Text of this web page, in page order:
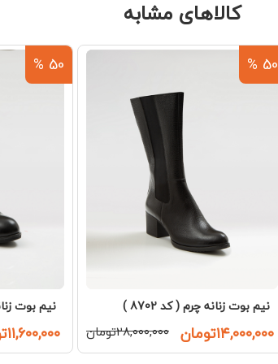
کالاهای مشابه
50 %
نیم بوت زنانه چرم ( کد 8702 )
۱۴,۰۰۰,۰۰۰تومان ۲۸,۰۰۰,۰۰۰تومان
50 %
نیم بوت
۱۱,۶۰۰,۰۰۰تومان